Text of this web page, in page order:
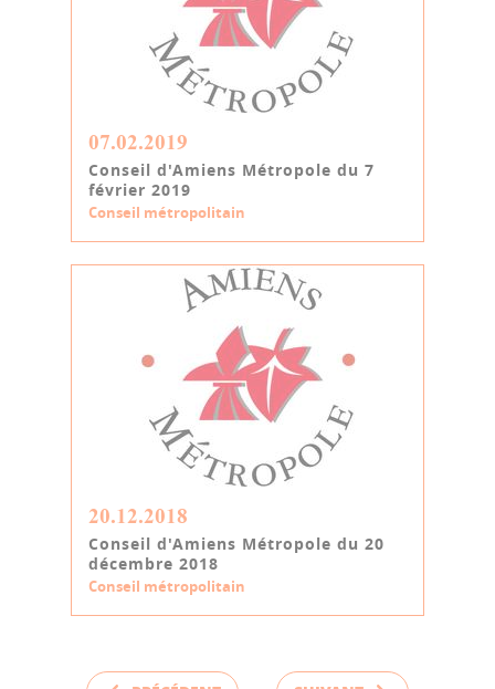
07.02.2019
Conseil d'Amiens Métropole du 7
février 2019
Conseil métropolitain
20.12.2018
Conseil d'Amiens Métropole du 20
décembre 2018
Conseil métropolitain